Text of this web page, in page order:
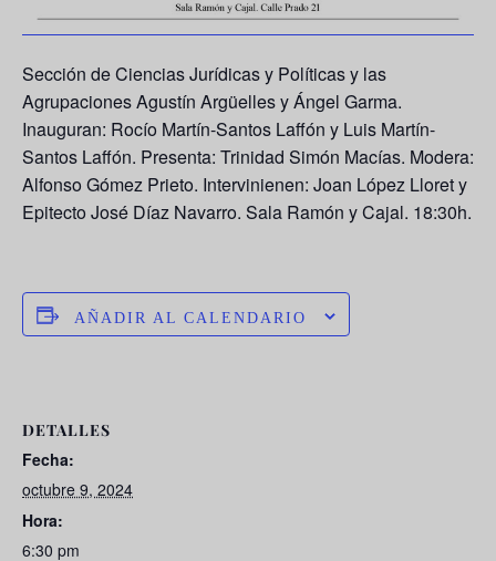
Sección de Ciencias Jurídicas y Políticas y las
Agrupaciones Agustín Argüelles y Ángel Garma.
Inauguran: Rocío Martín-Santos Laffón y Luis Martín-
Santos Laffón. Presenta: Trinidad Simón Macías. Modera:
Alfonso Gómez Prieto. Intervinienen: Joan López Lloret y
Epitecto José Díaz Navarro. Sala Ramón y Cajal. 18:30h.
AÑADIR AL CALENDARIO
DETALLES
Fecha:
octubre 9, 2024
Hora:
6:30 pm